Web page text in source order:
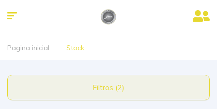
Pagina inicial Stock
Filtros (2)